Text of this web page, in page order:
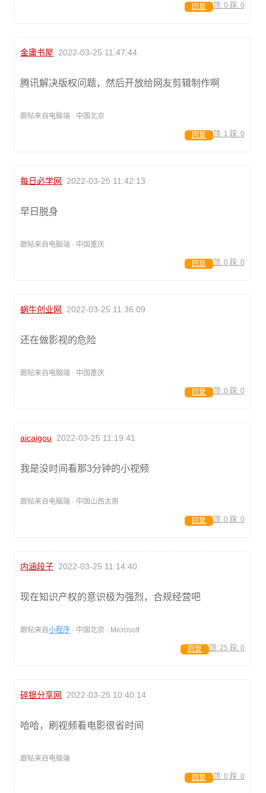
顶: 0 踩: 0
回复
金庸书屋 2022-03-25 11:47:44
腾讯解决版权问题，然后开放给网友剪辑制作啊
跟帖来自电脑端 · 中国北京
顶: 1 踩: 0
回复
每日必学网 2022-03-25 11:42:13
早日脱身
跟帖来自电脑端 · 中国重庆
顶: 0 踩: 0
回复
蜗牛创业网 2022-03-25 11:36:09
还在做影视的危险
跟帖来自电脑端 · 中国重庆
顶: 0 踩: 0
回复
aicaigou 2022-03-25 11:19:41
我是没时间看那3分钟的小视频
跟帖来自电脑端 · 中国山西太原
顶: 0 踩: 0
回复
内涵段子 2022-03-25 11:14:40
现在知识产权的意识极为强烈，合规经营吧
跟帖来自小程序 · 中国北京 · Microsoft
顶: 25 踩: 0
回复
碎银分享网 2022-03-25 10:40:14
哈哈，刷视频看电影很省时间
跟帖来自电脑端
顶: 0 踩: 0
回复